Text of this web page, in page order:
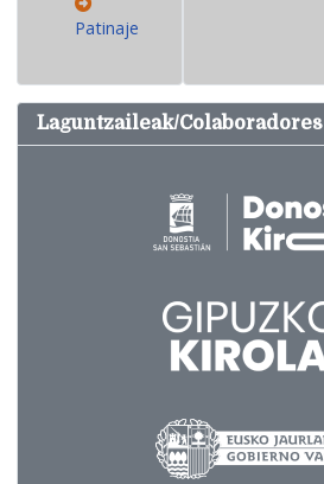
Patinaje
Laguntzaileak/Colaboradores